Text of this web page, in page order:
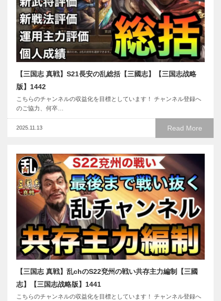
【三国志 真戦】S21長安の乱総括【三國志】【三国志战略
版】1442
こちらのチャンネルの収益化を目標としています！ チャンネル登録へ
のご協力、何卒…
Read More
2025.11.13
【三国志 真戦】乱chのS22兗州の戦い共存主力編制【三國
志】【三国志战略版】1441
こちらのチャンネルの収益化を目標としています！ チャンネル登録へ